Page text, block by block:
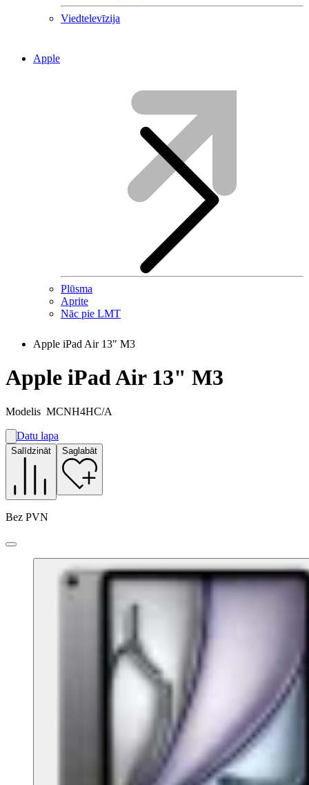
Viedtelevīzija
Plūsma
Aprite
Nāc pie LMT
Apple
Apple iPad Air 13" M3
Apple iPad Air 13" M3
Modelis MCNH4HC/A
A
G
Datu lapa
Salīdzināt Saglabāt
Bez PVN